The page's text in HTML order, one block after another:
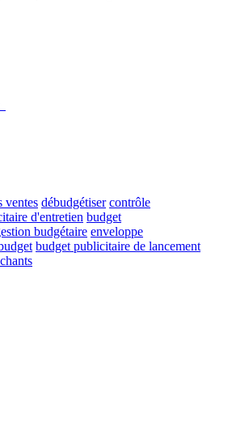
ventes débudgétiser contrôle
d'entretien budget
budgétaire enveloppe
budget publicitaire de lancement